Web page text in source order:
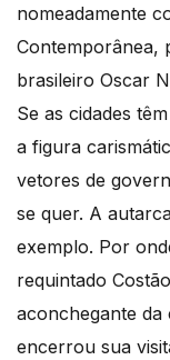
nomeadamente
Contemporânea,
brasileiro Oscar
Se as cidades
a figura
vetores de
se quer. A
exemplo. Por
requintado
aconchegante da
encerrou sua